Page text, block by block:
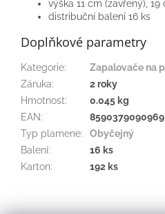
výška 11 cm (zavřený),
distribuční balení 16 ks
Doplňkové parametry
Kategorie:
Zapalovače na
Záruka:
2 roky
Hmotnost:
0.045 kg
EAN:
8590379090969
Typ plamene:
Obyčejný
Balení:
16 ks
Karton: 192 ks
Z